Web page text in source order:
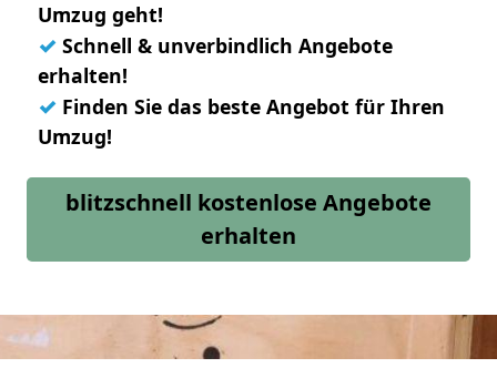
Umzug geht!
✓ Schnell & unverbindlich Angebote
erhalten!
✓ Finden Sie das beste Angebot für Ihren
Umzug!
blitzschnell kostenlose Angebote
erhalten